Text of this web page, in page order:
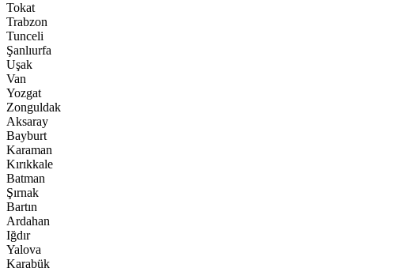
Tokat
Trabzon
Tunceli
Şanlıurfa
Uşak
Van
Yozgat
Zonguldak
Aksaray
Bayburt
Karaman
Kırıkkale
Batman
Şırnak
Bartın
Ardahan
Iğdır
Yalova
Karabük